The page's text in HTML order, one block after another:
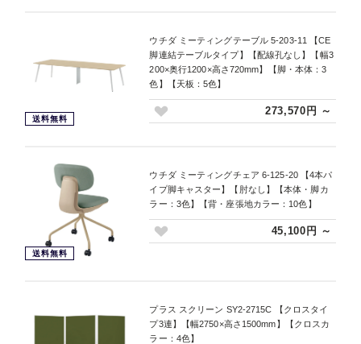
送料無料
ウチダ ミーティングテーブル 5-203-11 【CE
脚連結テーブルタイプ】【配線孔なし】【幅3
200×奥行1200×高さ720mm】【脚・本体：3
色】【天板：5色】
273,570円 ～
送料無料
ウチダ ミーティングチェア 6-125-20 【4本パ
イプ脚キャスター】【肘なし】【本体・脚カ
ラー：3色】【背・座張地カラー：10色】
45,100円 ～
プラス スクリーン SY2-2715C 【クロスタイ
プ3連】【幅2750×高さ1500mm】【クロスカ
ラー：4色】